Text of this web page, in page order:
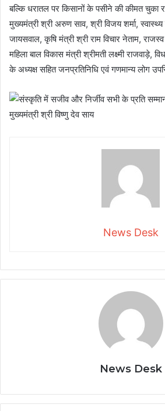
बल्कि धरातल पर किसानों के पसीने की कीमत
मुख्यमंत्री श्री अरुण साव, श्री विजय शर्मा, स्वास्थ्य
जायसवाल, कृषि मंत्री श्री राम विचार नेताम,
महिला बाल विकास मंत्री श्रीमती लक्ष्मी
के अध्यक्ष सहित जनप्रतिनिधि एवं गणमान्य लोग
News Desk
News Desk